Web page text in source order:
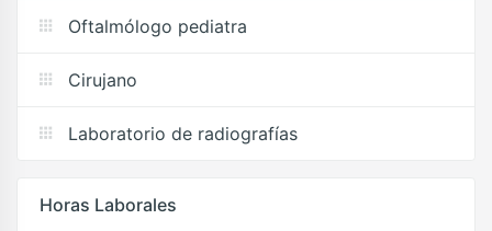
Oftalmólogo pediatra
Cirujano
Laboratorio de radiografías
Horas Laborales